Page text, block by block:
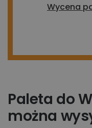
Wycena
Paleta do
można